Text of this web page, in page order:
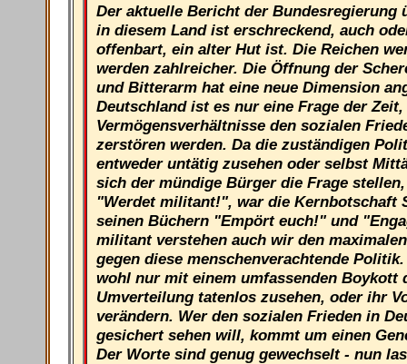
Der aktuelle Bericht der Bundesregierung
in diesem Land ist erschreckend, auch
offenbart, ein alter Hut ist. Die Reichen
werden zahlreicher. Die Öffnung der
und Bitterarm hat eine neue Dimension
Deutschland ist es nur eine Frage der
Vermögensverhältnisse den sozialen
zerstören werden. Da die zuständigen
entweder untätig zusehen oder selbst
sich der mündige Bürger die Frage
"Werdet militant!", war die Kernbotschaft
seinen Büchern "Empört euch!" und
militant verstehen auch wir den
gegen diese menschenverachtende
wohl nur mit einem umfassenden Boykott
Umverteilung tatenlos zusehen, oder ihr
verändern. Wer den sozialen Frieden in
gesichert sehen will, kommt um einen
Der Worte sind genug gewechselt - nun